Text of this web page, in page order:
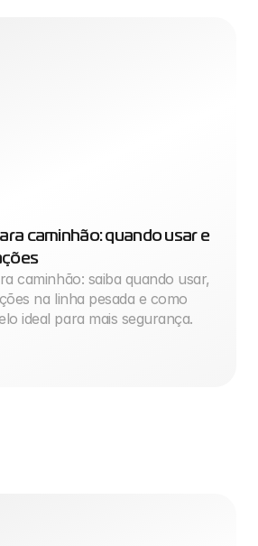
caminhão: quando usar e
caminhão: saiba quando usar,
na linha pesada e como
ideal para mais segurança.